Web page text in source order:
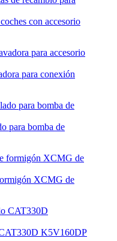
con accesorio
para conexión
para bomba de
XCMG de
K5V160DP